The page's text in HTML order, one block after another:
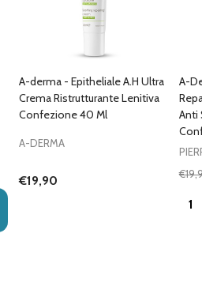
A-derma - Epitheliale A.H Ultra
Crema Ristrutturante Lenitiva
Confezione 40 Ml
A-DERMA
€19,90
A-
Anti